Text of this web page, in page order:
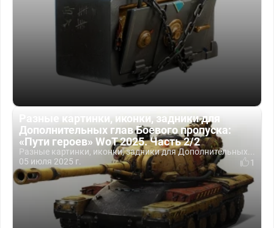
Разные картинки, иконки, задники для
Дополнительных глав Боевого пропуска:
«Пути героев» WoT 2025. Часть 2/2
Разные картинки, иконки, задники для Дополнительных...
05 июля 2025 г.
1